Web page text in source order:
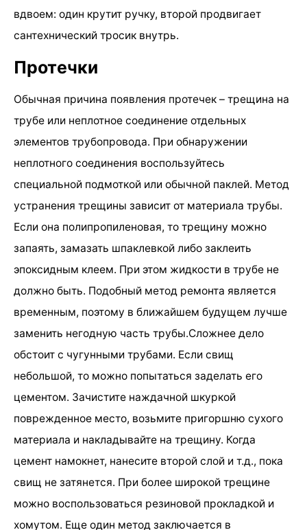
вдвоем: один крутит ручку, второй продвигает
сантехнический тросик внутрь.
Протечки
Обычная причина появления протечек – трещина на
трубе или неплотное соединение отдельных
элементов трубопровода. При обнаружении
неплотного соединения воспользуйтесь
специальной подмоткой или обычной паклей. Метод
устранения трещины зависит от материала трубы.
Если она полипропиленовая, то трещину можно
запаять, замазать шпаклевкой либо заклеить
эпоксидным клеем. При этом жидкости в трубе не
должно быть. Подобный метод ремонта является
временным, поэтому в ближайшем будущем лучше
заменить негодную часть трубы.Сложнее дело
обстоит с чугунными трубами. Если свищ
небольшой, то можно попытаться заделать его
цементом. Зачистите наждачной шкуркой
поврежденное место, возьмите пригоршню сухого
материала и накладывайте на трещину. Когда
цемент намокнет, нанесите второй слой и т.д., пока
свищ не затянется. При более широкой трещине
можно воспользоваться резиновой прокладкой и
хомутом. Еще один метод заключается в